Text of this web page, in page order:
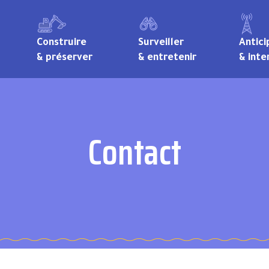
Construire
& préserver
Surveiller
& entretenir
&
Contact